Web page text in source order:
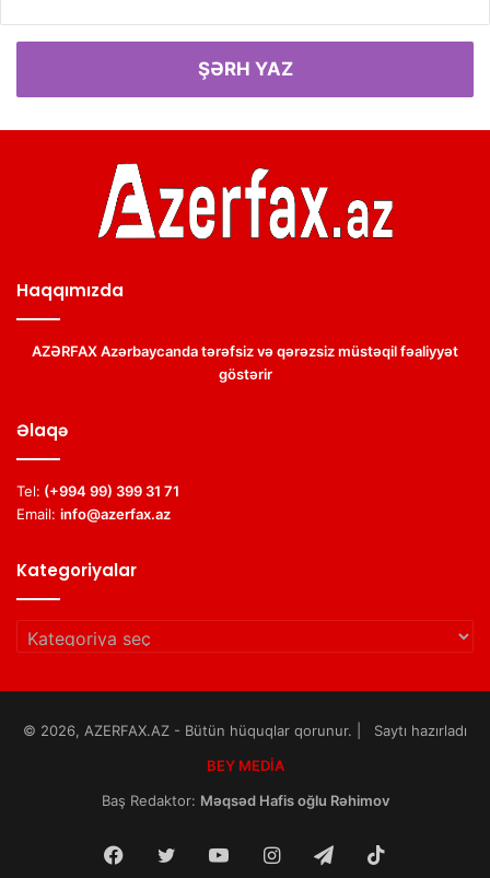
ŞƏRH YAZ
Haqqımızda
AZƏRFAX Azərbaycanda tərəfsiz və qərəzsiz müstəqil fəaliyyət
göstərir
Əlaqə
Tel: (+994 99) 399 31 71
Email: info@azerfax.az
Kategoriyalar
Kategoriyalar
© 2026, AZERFAX.AZ - Bütün hüquqlar qorunur. | Saytı hazırladı
BEY MEDİA
Baş Redaktor: Məqsəd Hafis oğlu Rəhimov
Facebook
TwitterYouTubeInstagram
Telegram